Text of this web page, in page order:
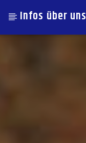
Infos über uns